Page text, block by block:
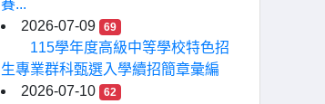
賽...
2026-07-09
69
115學年度高級中等學校特色招
生專業群科甄選入學續招簡章彙編
2026-07-10
62